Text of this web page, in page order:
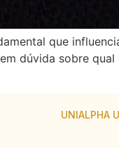
que
dúvida sobre qual
UNIALPHA